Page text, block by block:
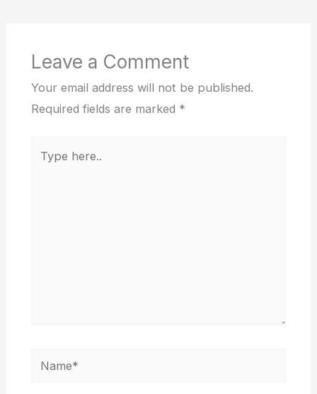
Leave a Comment
Your email address will not be published.
Required fields are marked *
Name*